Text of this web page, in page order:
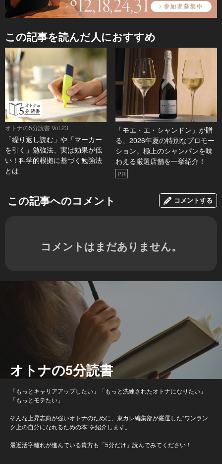
この記事を読んだ人におすすめ
オトナの5分読書 Vol.23
「繰り返し読む」や「マーカー
を引く」勉強法、実は効果が低
い！科学的根拠に基づく勉強法
とは
「モエ・エ・シャンドン」が贈
る、2026年夏の特別なプロモー
ション。極上のシャンパンを味
わえる厳選店舗を一挙紹介！
PR
この記事へのコメント コメントする
コメントはまだありません。
オトナの5分読書
「もっとキャリアアップしたい」「もっと洗練されたオトナになりたい」
「もっとモテたい」
そんな上昇志向が強いオトナのために、東カレ編集部が厳選した“ワンラン
ク上の自分になれるための本”を紹介します。
最近活字離れが進んでいる貴方も「5分だけ」読んでみてください！